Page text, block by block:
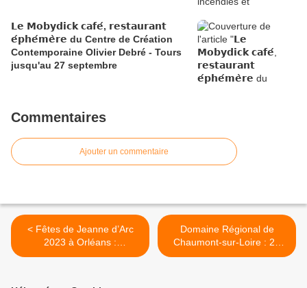
𝗟𝗲 𝗠𝗼𝗯𝘆𝗱𝗶𝗰𝗸 𝗰𝗮𝗳𝗲́, 𝗿𝗲𝘀𝘁𝗮𝘂𝗿𝗮𝗻𝘁
𝗲́𝗽𝗵𝗲́𝗺𝗲̀𝗿𝗲 du Centre de Création
Contemporaine Olivier Debré - Tours
jusqu'au 27 septembre
Commentaires
Ajouter un commentaire
< Fêtes de Jeanne d’Arc
2023 à Orléans :
Programme, nouveautés et
Domaine Régional de
Chaumont-sur-Loire : 2e
édition des Conversations